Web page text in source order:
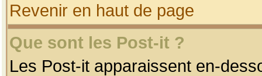
Revenir en haut de page
Que sont les Post-it ?
Les Post-it apparaissent en-